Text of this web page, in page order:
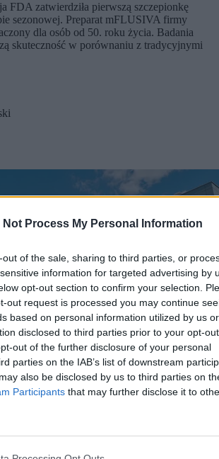
Not Process My Personal Information
out of the sale, sharing to third parties, or
information for targeted advertising by
opt-out section to confirm your selection.
out request is processed you may continue
based on personal information utilized by us or
disclosed to third parties prior to your opt-
out of the further disclosure of your personal
parties on the IAB’s list of downstream
also be disclosed by us to third parties on
Participants that may further disclose it to
FDA zatwierdziła pierwszą szczepionkę
sezonowej. Preparat mFLUSIVA firmy
dla osób od 50. roku życia. Badania
skuteczność w porównaniu z tradycyjnymi
szpitali. Chore dzieci chłodzone
dzieci lodem i wiatrakami. Personel przyznaje,